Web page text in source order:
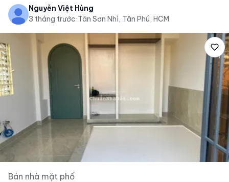
Nguyễn Việt Hùng
3 tháng trước·Tân Sơn Nhì, Tân Phú, HCM
Bán nhà mặt phố